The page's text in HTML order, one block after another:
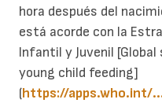
hora después del
está acorde con la
Infantil y Juvenil
young child feeding]
(https://apps.who.int/